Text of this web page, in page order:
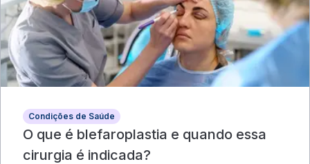
Condições de Saúde
O que é blefaroplastia e quando essa
cirurgia é indicada?